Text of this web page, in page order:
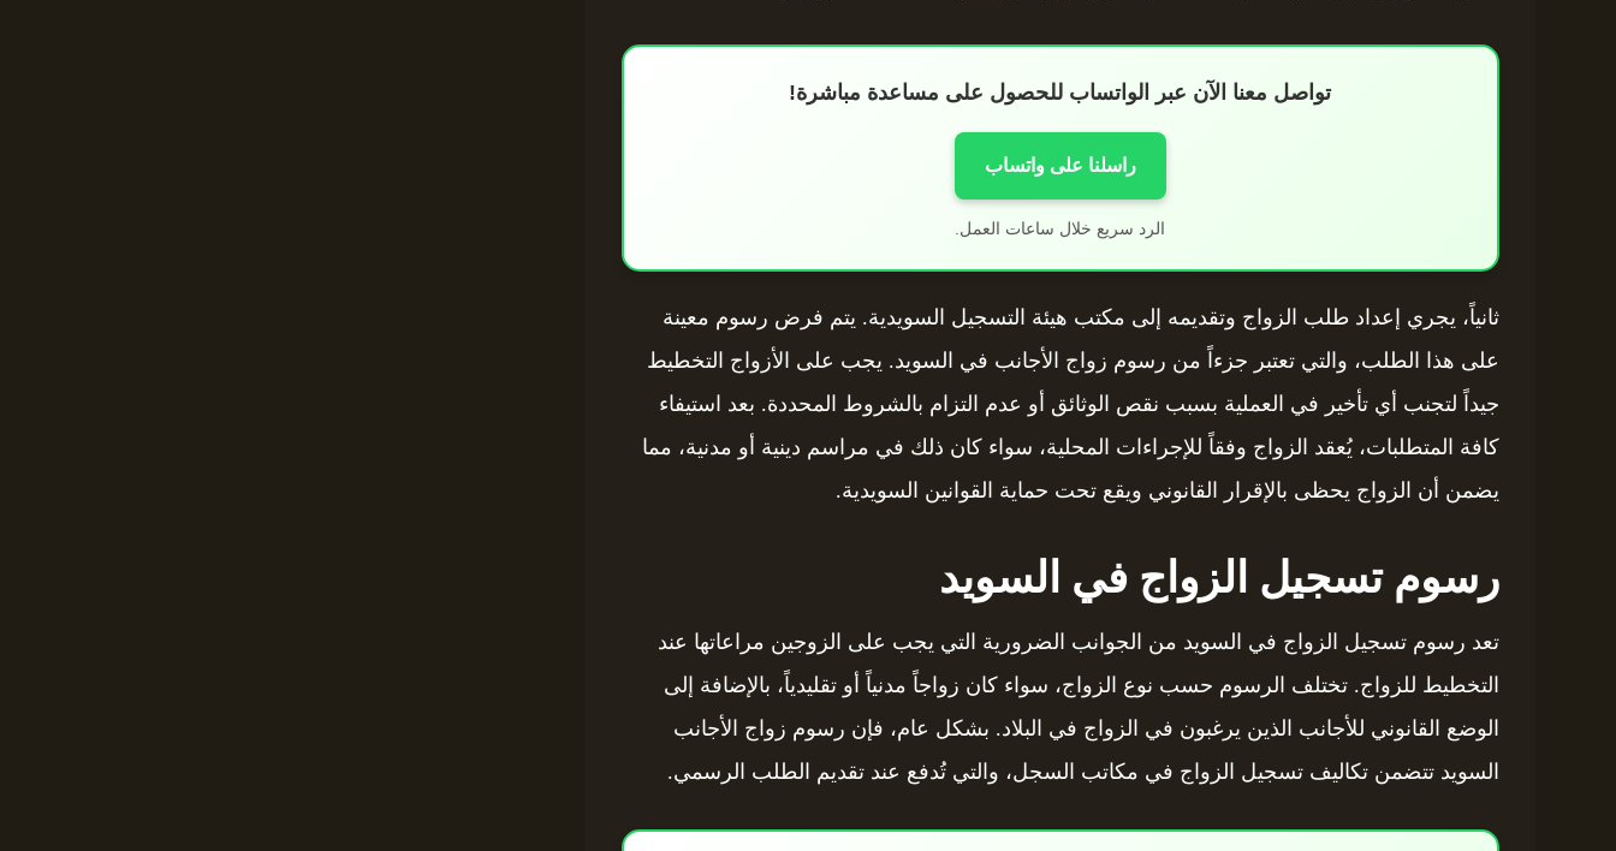
تواصل معنا الآن عبر الواتساب للحصول على مساعدة مباشرة!
راسلنا على واتساب
الرد سريع خلال ساعات العمل.
ثانياً، يجري إعداد طلب الزواج وتقديمه إلى مكتب هيئة التسجيل السويدية. يتم فرض رسوم معينة
على هذا الطلب، والتي تعتبر جزءاً من رسوم زواج الأجانب في السويد. يجب على الأزواج التخطيط
جيداً لتجنب أي تأخير في العملية بسبب نقص الوثائق أو عدم التزام بالشروط المحددة. بعد استيفاء
كافة المتطلبات، يُعقد الزواج وفقاً للإجراءات المحلية، سواء كان ذلك في مراسم دينية أو مدنية، مما
يضمن أن الزواج يحظى بالإقرار القانوني ويقع تحت حماية القوانين السويدية.
رسوم تسجيل الزواج في السويد
تعد رسوم تسجيل الزواج في السويد من الجوانب الضرورية التي يجب على الزوجين مراعاتها عند
التخطيط للزواج. تختلف الرسوم حسب نوع الزواج، سواء كان زواجاً مدنياً أو تقليدياً، بالإضافة إلى
الوضع القانوني للأجانب الذين يرغبون في الزواج في البلاد. بشكل عام، فإن رسوم زواج الأجانب
السويد تتضمن تكاليف تسجيل الزواج في مكاتب السجل، والتي تُدفع عند تقديم الطلب الرسمي.